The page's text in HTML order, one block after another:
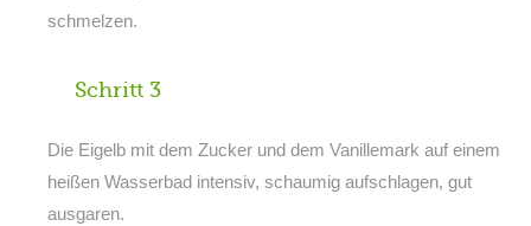
schmelzen.
Schritt 3
Die Eigelb mit dem Zucker und dem Vanillemark auf einem
heißen Wasserbad intensiv, schaumig aufschlagen, gut
ausgaren.